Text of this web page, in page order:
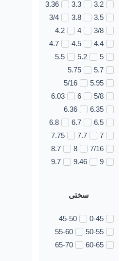
3.2
3.3
3.36
3.5
3.8
3/4
3/8
4
4.2
4.4
4.5
4.7
5
5.2
5.5
5.7
5.75
5.95
5/16
5/8
6
6.03
6.35
6.36
6.5
6.7
6.8
7
7.7
7.75
7/16
8
8.7
9
9.46
9.7
سختی
0-45
45-50
50-55
55-60
60-65
65-70